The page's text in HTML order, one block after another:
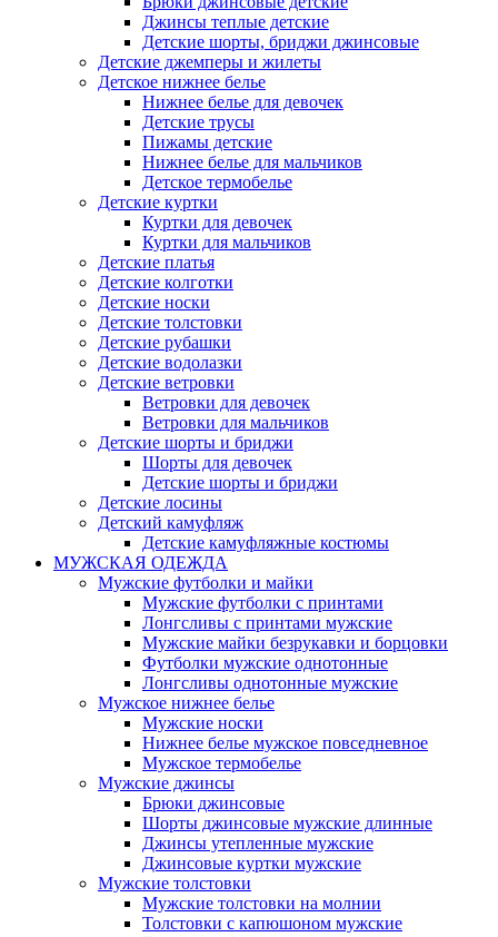
Джинсы теплые детские
Детские шорты, бриджи джинсовые
Детские джемперы и жилеты
Детское нижнее белье
Нижнее белье для девочек
Детские трусы
Пижамы детские
Нижнее белье для мальчиков
Детское термобелье
Детские куртки
Куртки для девочек
Куртки для мальчиков
Детские платья
Детские колготки
Детские носки
Детские толстовки
Детские рубашки
Детские водолазки
Детские ветровки
Ветровки для девочек
Ветровки для мальчиков
Детские шорты и бриджи
Шорты для девочек
Детские шорты и бриджи
Детские лосины
Детский камуфляж
Детские камуфляжные костюмы
МУЖСКАЯ ОДЕЖДА
Мужские футболки и майки
Мужские футболки с принтами
Лонгсливы с принтами мужские
Мужские майки безрукавки и борцовки
Футболки мужские однотонные
Лонгсливы однотонные мужские
Мужское нижнее белье
Мужские носки
Нижнее белье мужское повседневное
Мужское термобелье
Мужские джинсы
Брюки джинсовые
Шорты джинсовые мужские длинные
Джинсы утепленные мужские
Джинсовые куртки мужские
Мужские толстовки
Мужские толстовки на молнии
Толстовки с капюшоном мужские